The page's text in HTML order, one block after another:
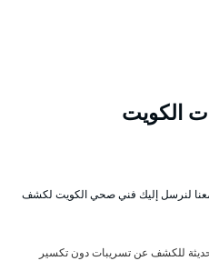
الكويت
لنرسل إليك فني صحي الكويت لكشف
للكشف عن تسريبات دون تكسير